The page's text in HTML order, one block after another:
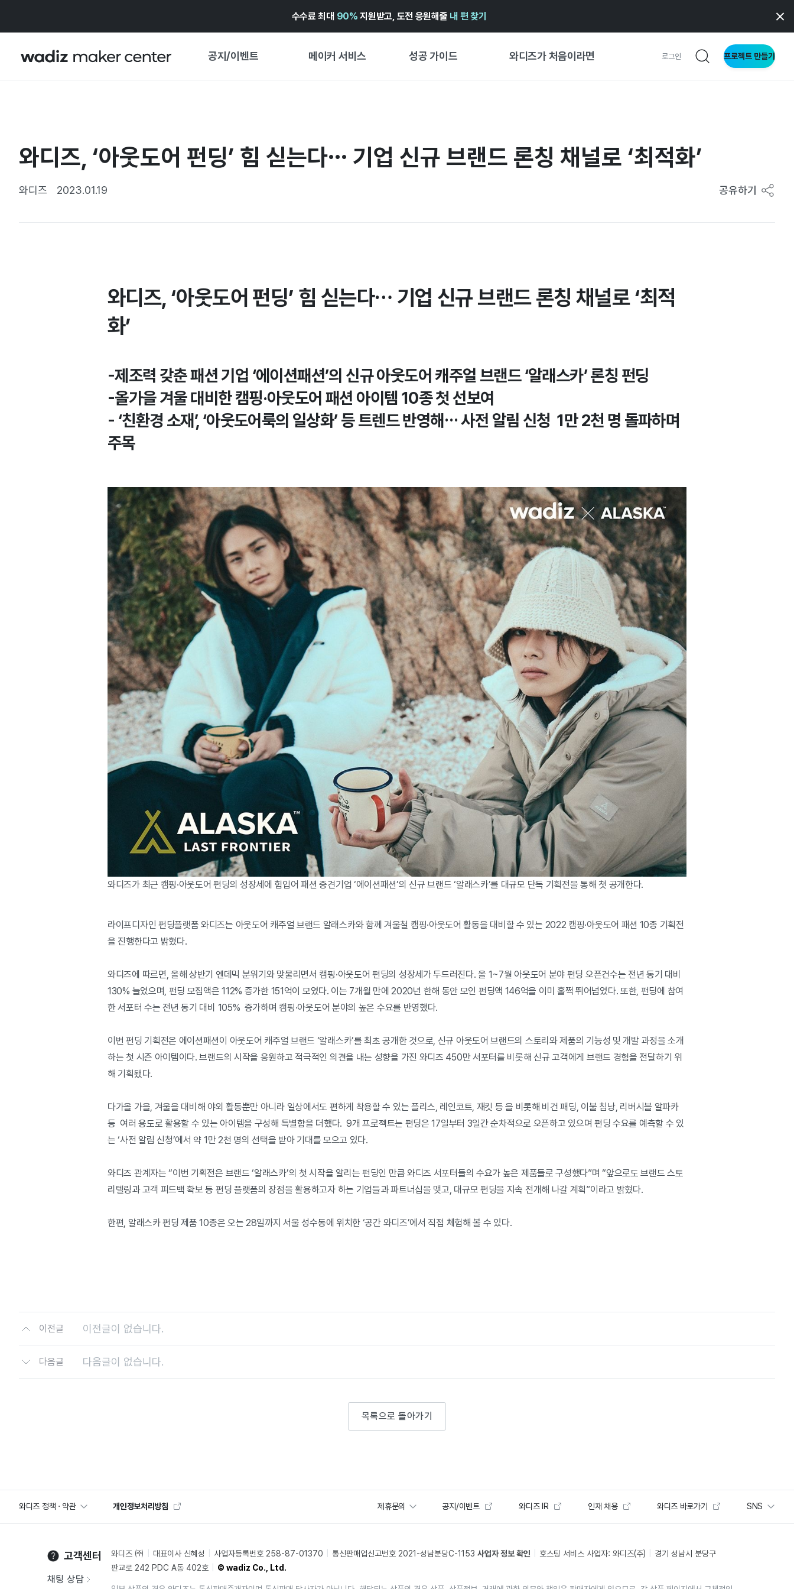
수수료 최대 90% 지원받고, 도전 응원해줄 내 편 찾기
공지/이벤트 메이커 서비스 성공 가이드 와디즈가 처음이라면 로그인 프로젝트 만들기
마이 와디즈
중요 업데이트
보도자료
기획전 캘린더
도움말센터 ↗︎
와디즈 어워즈 ↗︎
와디즈 스쿨
성공 스토리
경험형
창작형
와디즈, ‘아웃도어 펀딩’ 힘 싣는다… 기업 신규 브랜드 론칭 채널로 ‘최적화’
와디즈 2023.01.19 공유하기
와디즈, ‘아웃도어 펀딩’ 힘 싣는다… 기업 신규 브랜드 론칭 채널로 ‘최적
화’
-제조력 갖춘 패션 기업 ‘에이션패션’의 신규 아웃도어 캐주얼 브랜드 ‘알래스카’ 론칭 펀딩
-올가을 겨울 대비한 캠핑·아웃도어 패션 아이템 10종 첫 선보여
- ‘친환경 소재’, ‘아웃도어룩의 일상화’ 등 트렌드 반영해… 사전 알림 신청 1만 2천 명 돌파하며
주목
와디즈가 최근 캠핑·아웃도어 펀딩의 성장세에 힘입어 패션 중견기업 ‘에이션패션’의 신규 브랜드 ‘알래스카’를 대규모 단독 기획전을 통해 첫 공개한다.
라이프디자인 펀딩플랫폼 와디즈는 아웃도어 캐주얼 브랜드 알래스카와 함께 겨울철 캠핑·아웃도어 활동을 대비할 수 있는 2022 캠핑·아웃도어 패션 10종 기획전
을 진행한다고 밝혔다.
와디즈에 따르면, 올해 상반기 엔데믹 분위기와 맞물리면서 캠핑·아웃도어 펀딩의 성장세가 두드러진다. 올 1~7월 아웃도어 분야 펀딩 오픈건수는 전년 동기 대비
130% 늘었으며, 펀딩 모집액은 112% 증가한 151억이 모였다. 이는 7개월 만에 2020년 한해 동안 모인 펀딩액 146억을 이미 훌쩍 뛰어넘었다. 또한, 펀딩에 참여
한 서포터 수는 전년 동기 대비 105% 증가하며 캠핑·아웃도어 분야의 높은 수요를 반영했다.
이번 펀딩 기획전은 에이션패션이 아웃도어 캐주얼 브랜드 ‘알래스카’를 최초 공개한 것으로, 신규 아웃도어 브랜드의 스토리와 제품의 기능성 및 개발 과정을 소개
하는 첫 시즌 아이템이다. 브랜드의 시작을 응원하고 적극적인 의견을 내는 성향을 가진 와디즈 450만 서포터를 비롯해 신규 고객에게 브랜드 경험을 전달하기 위
해 기획됐다.
다가올 가을, 겨울을 대비해 야외 활동뿐만 아니라 일상에서도 편하게 착용할 수 있는 플리스, 레인코트, 재킷 등 을 비롯해 비건 패딩, 이불 침낭, 리버시블 알파카
등 여러 용도로 활용할 수 있는 아이템을 구성해 특별함을 더했다. 9개 프로젝트는 펀딩은 17일부터 3일간 순차적으로 오픈하고 있으며 펀딩 수요를 예측할 수 있
는 ‘사전 알림 신청’에서 약 1만 2천 명의 선택을 받아 기대를 모으고 있다.
와디즈 관계자는 “이번 기획전은 브랜드 ‘알래스카’의 첫 시작을 알리는 펀딩인 만큼 와디즈 서포터들의 수요가 높은 제품들로 구성했다”며 “앞으로도 브랜드 스토
리텔링과 고객 피드백 확보 등 펀딩 플랫폼의 장점을 활용하고자 하는 기업들과 파트너십을 맺고, 대규모 펀딩을 지속 전개해 나갈 계획”이라고 밝혔다.
한편, 알래스카 펀딩 제품 10종은 오는 28일까지 서울 성수동에 위치한 ‘공간 와디즈’에서 직접 체험해 볼 수 있다.
이전글 이전글이 없습니다.
다음글 다음글이 없습니다.
목록으로 돌아가기
와디즈 정책 · 약관 개인정보처리방침 제휴문의 공지/이벤트 와디즈 IR 인재 채용 와디즈 바로가기 SNS
고객센터
채팅 상담
와디즈 ㈜ 대표이사 신혜성 사업자등록번호 258-87-01370 통신판매업신고번호 2021-성남분당C-1153 사업자 정보 확인 호스팅 서비스 사업자: 와디즈(주)
경기 성남시 분당구
판교로 242 PDC A동 402호
© wadiz Co., Ltd.